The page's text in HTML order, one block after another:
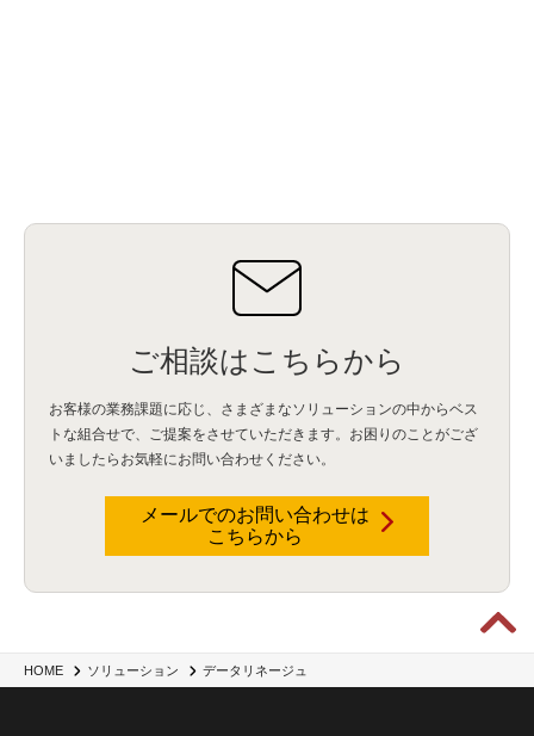
HOME ソリューション データリネージュ
ご相談はこちらから
お客様の業務課題に応じ、さまざまなソリューションの中からベス
トな組合せで、
ご提案をさせていただきます。お困りのことがござ
いましたらお気軽にお問い合わせください。
メールでのお問い合わせは
こちらから